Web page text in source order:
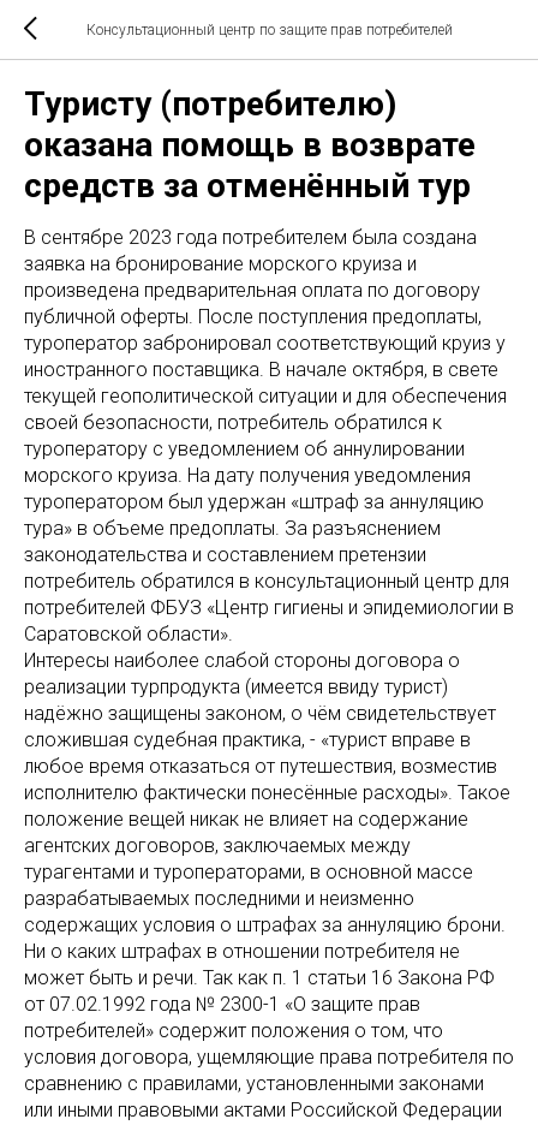
Консультационный центр по защите прав потребителей
Туристу (потребителю)
оказана помощь в возврате
средств за отменённый тур
В сентябре 2023 года потребителем была создана
заявка на бронирование морского круиза и
произведена предварительная оплата по договору
публичной оферты. После поступления предоплаты,
туроператор забронировал соответствующий круиз у
иностранного поставщика. В начале октября, в свете
текущей геополитической ситуации и для обеспечения
своей безопасности, потребитель обратился к
туроператору с уведомлением об аннулировании
морского круиза. На дату получения уведомления
туроператором был удержан «штраф за аннуляцию
тура» в объеме предоплаты. За разъяснением
законодательства и составлением претензии
потребитель обратился в консультационный центр для
потребителей ФБУЗ «Центр гигиены и эпидемиологии в
Саратовской области».
Интересы наиболее слабой стороны договора о
реализации турпродукта (имеется ввиду турист)
надёжно защищены законом, о чём свидетельствует
сложившая судебная практика, - «турист вправе в
любое время отказаться от путешествия, возместив
исполнителю фактически понесённые расходы». Такое
положение вещей никак не влияет на содержание
агентских договоров, заключаемых между
турагентами и туроператорами, в основной массе
разрабатываемых последними и неизменно
содержащих условия о штрафах за аннуляцию брони.
Ни о каких штрафах в отношении потребителя не
может быть и речи. Так как п. 1 статьи 16 Закона РФ
от 07.02.1992 года № 2300-1 «О защите прав
потребителей» содержит положения о том, что
условия договора, ущемляющие права потребителя по
сравнению с правилами, установленными законами
или иными правовыми актами Российской Федерации